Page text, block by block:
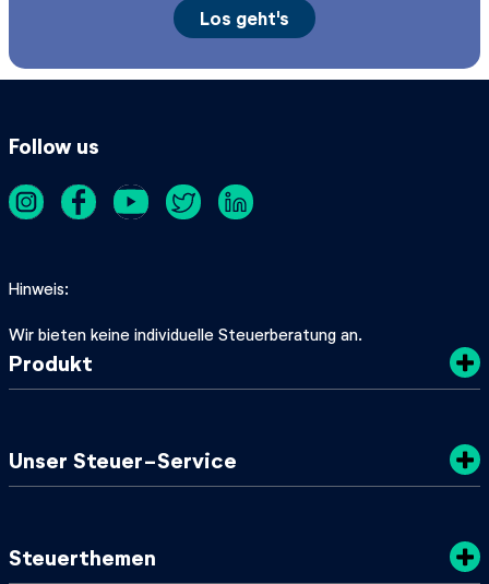
Follow us
Hinweis
Wir bieten keine individuelle Steuerberatung an.
Produkt
Unser Steuer-Service
Steuerthemen